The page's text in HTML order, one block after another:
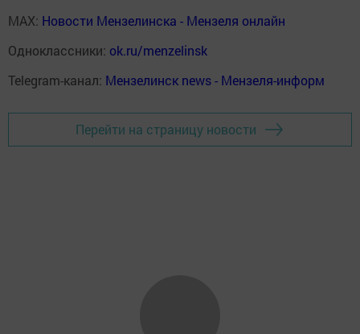
MAX: Новости Мензелинска - Мензеля онлайн
Одноклассники: ok.ru/menzelinsk
Telegram-канал: Мензелинск news - Мензеля-информ
Перейти на страницу новости